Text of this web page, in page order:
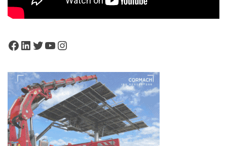
Facebook
LinkedIn
Twitter
YouTube
Instagram